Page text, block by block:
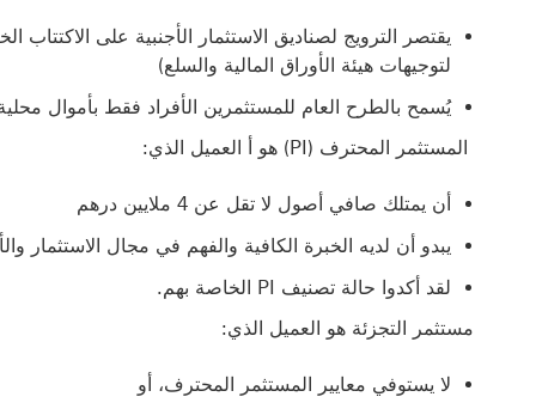
يقتصر الترويج لصناديق الاستثمار الأجنبية على
لتوجيهات هيئة الأوراق المالية والسلع)
يُسمح بالطرح العام للمستثمرين الأفراد فقط‏ ‏‎بأموال محلية ‏.
المستثمر المحترف (PI) هو أ العميل الذي:
أن يمتلك صافي أصول لا تقل عن 4 ملايين درهم
يبدو أن لديه الخبرة الكافية والفهم في مجال الاستثمار
لقد أكدوا حالة تصنيف PI الخاصة بهم.
مستثمر التجزئة هو العميل الذي:
لا يستوفي معايير المستثمر المحترف، أو